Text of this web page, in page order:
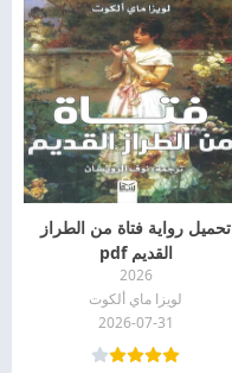
تحميل رواية فتاة من الطراز
القديم pdf
2026
لويزا ماي ألكوت
2026-07-31